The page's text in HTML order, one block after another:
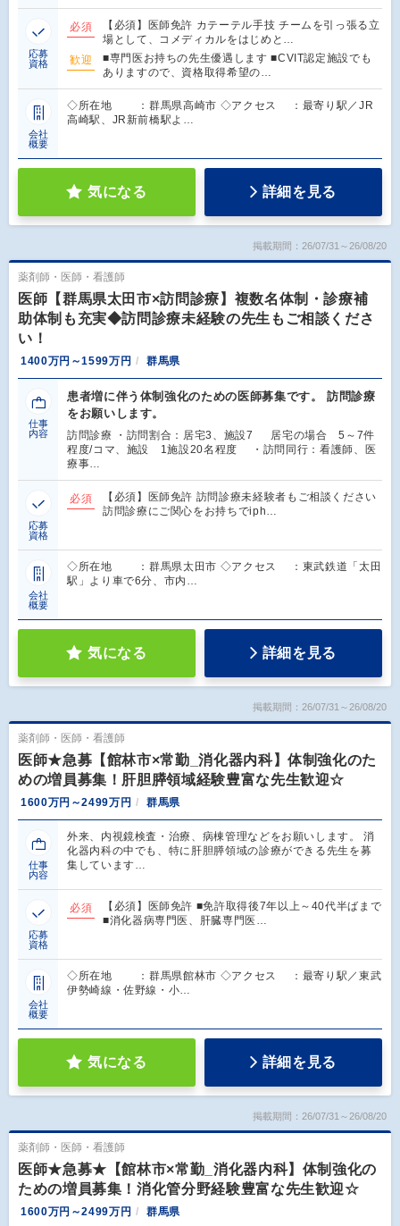
応募
資格
必須
【必須】医師免許 カテーテル手技 チームを引っ張る立
場として、コメディカルをはじめと…
歓迎
■専門医お持ちの先生優遇します ■CVIT認定施設でも
ありますので、資格取得希望の…
会社
概要
◇所在地 ：群馬県高崎市 ◇アクセス ：最寄り駅／JR
高崎駅、JR新前橋駅よ…
気になる 詳細を見る
掲載期間：26/07/31～26/08/20
薬剤師・医師・看護師
医師【群馬県太田市×訪問診療】複数名体制・診療補
助体制も充実◆訪問診療未経験の先生もご相談くださ
い！
1400万円～1599万円 群馬県
仕事
内容
患者増に伴う体制強化のための医師募集です。 訪問診療
をお願いします。
訪問診療 ・訪問割合：居宅3、施設7 居宅の場合 5～7件
程度/コマ、施設 1施設20名程度 ・訪問同行：看護師、医
療事…
応募
資格
必須
【必須】医師免許 訪問診療未経験者もご相談ください
訪問診療にご関心をお持ちでiph…
会社
概要
◇所在地 ：群馬県太田市 ◇アクセス ：東武鉄道「太田
駅」より車で6分、市内…
気になる 詳細を見る
掲載期間：26/07/31～26/08/20
薬剤師・医師・看護師
医師★急募【館林市×常勤_消化器内科】体制強化のた
めの増員募集！肝胆膵領域経験豊富な先生歓迎☆
1600万円～2499万円 群馬県
仕事
内容
外来、内視鏡検査・治療、病棟管理などをお願いします。 消
化器内科の中でも、特に肝胆膵領域の診療ができる先生を募
集しています…
応募
資格
必須
【必須】医師免許 ■免許取得後7年以上～40代半ばまで
■消化器病専門医、肝臓専門医…
会社
概要
◇所在地 ：群馬県館林市 ◇アクセス ：最寄り駅／東武
伊勢崎線・佐野線・小…
気になる 詳細を見る
掲載期間：26/07/31～26/08/20
薬剤師・医師・看護師
医師★急募★【館林市×常勤_消化器内科】体制強化の
ための増員募集！消化管分野経験豊富な先生歓迎☆
1600万円～2499万円 群馬県